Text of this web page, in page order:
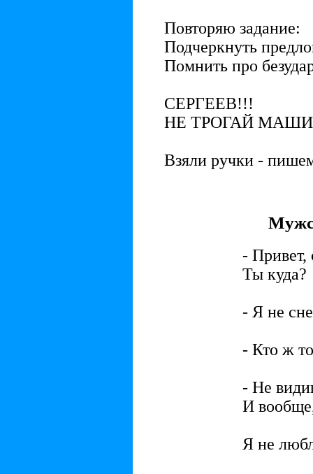
Повторяю задание:
Подчеркнуть
Помнить про
СЕРГЕЕВ!!!
НЕ ТРОГАЙ
Взяли ручки -
-
Ты куда?
- Я не
- Кто ж
- Не
И
Я не